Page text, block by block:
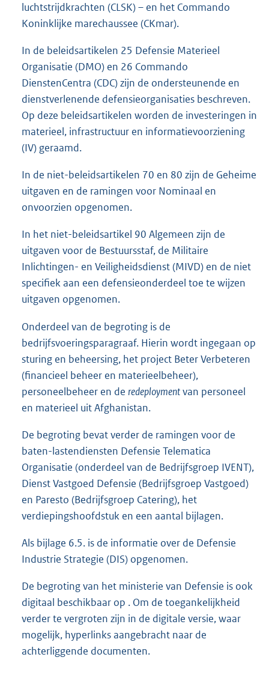
luchtstrijdkrachten (CLSK) – en het Commando
Koninklijke marechaussee (CKmar).
In de beleidsartikelen 25 Defensie Materieel
Organisatie (DMO) en 26 Commando
DienstenCentra (CDC) zijn de ondersteunende en
dienstverlenende defensieorganisaties beschreven.
Op deze beleidsartikelen worden de investeringen in
materieel, infrastructuur en informatievoorziening
(IV) geraamd.
In de niet-beleidsartikelen 70 en 80 zijn de Geheime
uitgaven en de ramingen voor Nominaal en
onvoorzien opgenomen.
In het niet-beleidsartikel 90 Algemeen zijn de
uitgaven voor de Bestuursstaf, de Militaire
Inlichtingen- en Veiligheidsdienst (MIVD) en de niet
specifiek aan een defensieonderdeel toe te wijzen
uitgaven opgenomen.
Onderdeel van de begroting is de
bedrijfsvoeringsparagraaf. Hierin wordt ingegaan op
sturing en beheersing, het project Beter Verbeteren
(financieel beheer en materieelbeheer),
personeelbeheer en de redeploymentvan personeel
en materieel uit Afghanistan.
De begroting bevat verder de ramingen voor de
baten-lastendiensten Defensie Telematica
Organisatie (onderdeel van de Bedrijfsgroep IVENT),
Dienst Vastgoed Defensie (Bedrijfsgroep Vastgoed)
en Paresto (Bedrijfsgroep Catering), het
verdiepingshoofdstuk en een aantal bijlagen.
Als bijlage 6.5. is de informatie over de Defensie
Industrie Strategie (DIS) opgenomen.
De begroting van het ministerie van Defensie is ook
digitaal beschikbaar op . Om de toegankelijkheid
verder te vergroten zijn in de digitale versie, waar
mogelijk, hyperlinks aangebracht naar de
achterliggende documenten.